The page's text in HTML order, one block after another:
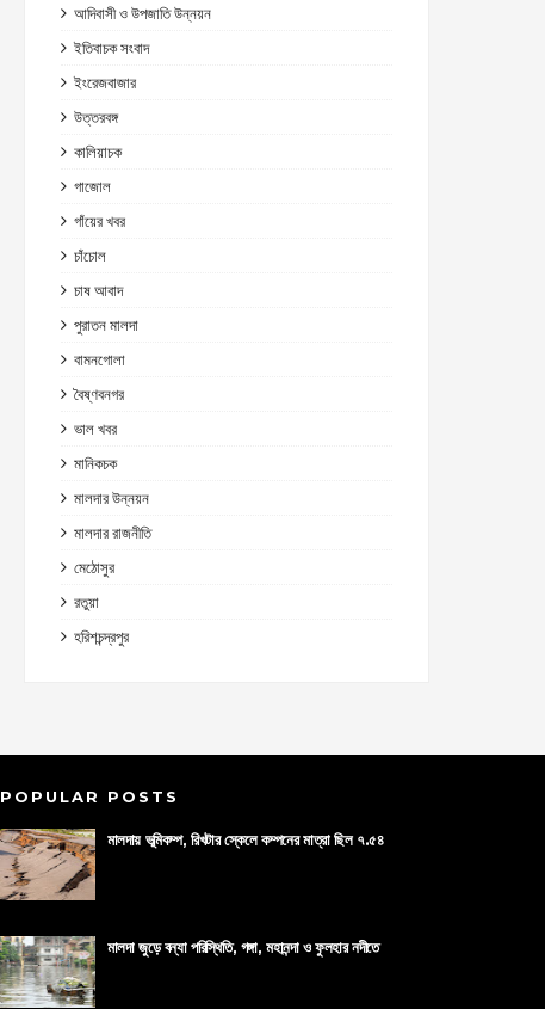
আদিবাসী ও উপজাতি উন্নয়ন
ইতিবাচক সংবাদ
ইংরেজবাজার
উত্তরবঙ্গ
কালিয়াচক
গাজোল
গাঁয়ের খবর
চাঁচোল
চাষ আবাদ
পুরাতন মালদা
বামনগোলা
বৈষ্ণবনগর
ভাল খবর
মানিকচক
মালদার উন্নয়ন
মালদার রাজনীতি
মেঠোসুর
রতুয়া
হরিশচন্দ্রপুর
POPULAR POSTS
মালদায় ভূমিকম্প, রিখটার স্কেলে কম্পনের মাত্রা ছিল ৭.৫৪
মালদা জুড়ে বন্যা পরিস্থিতি, গঙ্গা, মহানন্দা ও ফুলহার নদীতে